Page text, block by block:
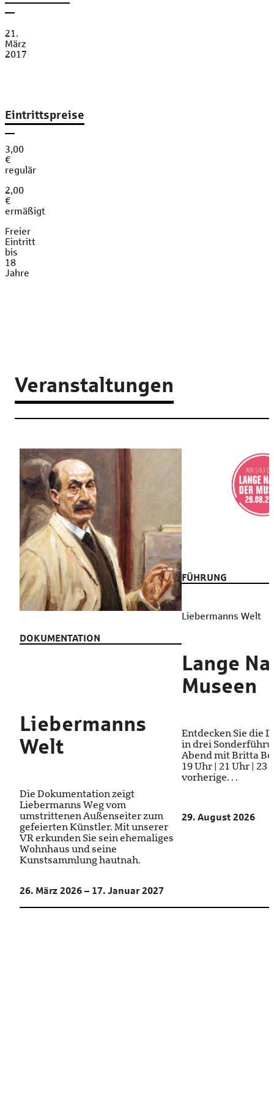
21.
März
2017
Eintrittspreise
3,00
€
regulär
2,00
€
ermäßigt
Freier
Eintritt
bis
18
Jahre
Veranstaltungen
DOKUMENTATION
Liebermanns
Welt
Die Dokumentation zeigt
Liebermanns Weg vom
umstrittenen Außenseiter zum
gefeierten Künstler. Mit unserer
VR erkunden Sie sein ehemaliges
Wohnhaus und seine
Kunstsammlung hautnah.
26. März 2026 – 17. Januar 2027
FÜHRUNG
Liebermanns Welt
Lange
Museen
Entdecken Sie die
in drei
Abend mit Britta
19 Uhr | 21 Uhr | 23
vorherige. . .
29. August 2026